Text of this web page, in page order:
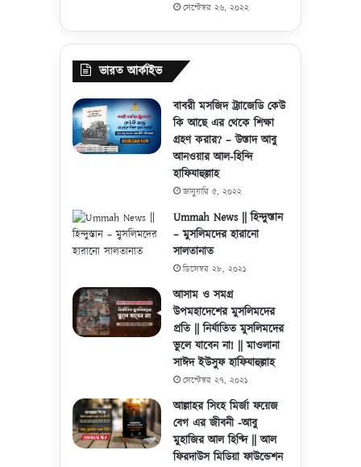
সেপ্টেম্বর ২৬, ২০২২
ভারত আর্কাইভ
বাবরী মসজিদ ট্র্যাজেডি কেউ
কি আছে এর থেকে শিক্ষা
গ্রহণ করার? – উস্তাদ আবু
আনওয়ার আল-হিন্দি
হাফিযাহুল্লাহ
জানুয়ারি ৫, ২০২২
Ummah News || হিন্দুস্তান
– মুসলিমদের হারানো
সালতানাত
ডিসেম্বর ২৮, ২০২১
আসাম ও সমগ্র
উপমহাদেশের মুসলিমদের
প্রতি || নির্যাতিত মুসলিমদের
ভুলে যাবেন না! || মাওলানা
সাঈদ ইউসুফ হাফিযাহুল্লাহ
সেপ্টেম্বর ২৭, ২০২১
আল্লাহর সিংহ মির্জা ফয়েজ
বেগ এর জীবনী -আবু
মুহাজির আল হিণ্দি || আল
ফিরদাউস মিডিয়া ফাউন্ডেশন